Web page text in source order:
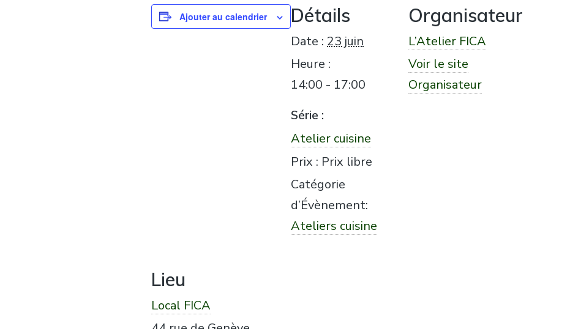
Ajouter au calendrier Détails
Date : 23 juin
Heure :
14:00 - 17:00
Série :
Atelier cuisine
Prix : Prix libre
Catégorie
d’Évènement:
Ateliers cuisine
Organisateur
L’Atelier FICA
Voir le site
Organisateur
Lieu
Local FICA